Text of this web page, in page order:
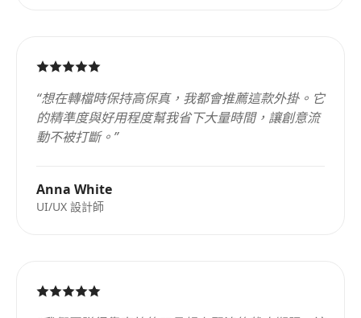
“想在轉檔時保持高保真，我都會推薦這款外掛。它
的精準度與好用程度幫我省下大量時間，讓創意流
動不被打斷。 ”
Anna White
UI/UX 設計師